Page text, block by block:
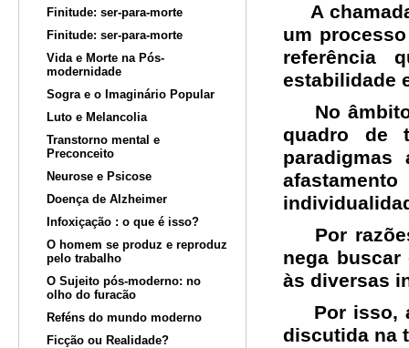
Finitude: ser-para-morte
Finitude: ser-para-morte
Vida e Morte na Pós-
modernidade
Sogra e o Imaginário Popular
Luto e Melancolia
Transtorno mental e
Preconceito
Neurose e Psicose
Doença de Alzheimer
Infoxiçação : o que é isso?
O homem se produz e reproduz
pelo trabalho
O Sujeito pós-moderno: no
olho do furacão
Reféns do mundo moderno
Ficção ou Realidade?
A
um
referência
estabilidade
No âmbito
quadro de
Por
nega
às diversas
Por isso, a
discutida na